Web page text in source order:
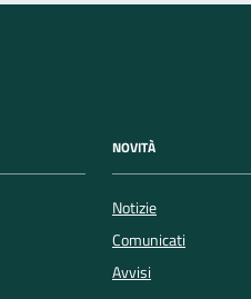
NOVITÀ
Notizie
Comunicati
Avvisi